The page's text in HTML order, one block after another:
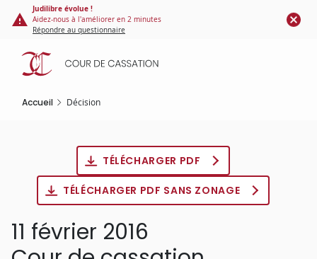
Panneau de gestion des cookies
contenu
principal
Judilibre évolue !
Aidez-nous à l'améliorer en 2 minutes
Répondre au questionnaire
Accueil Décision
TÉLÉCHARGER PDF
TÉLÉCHARGER PDF SANS ZONAGE
11 février 2016